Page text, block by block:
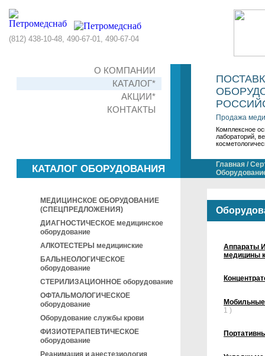
(812) 438-10-48, 490-67-01, 490-67-04
О КОМПАНИИ
КАТАЛОГ*
АКЦИИ*
КОНТАКТЫ
Продажа
Комплексное
лабораторий,
КАТАЛОГ ОБОРУДОВАНИЯ
МЕДИЦИНСКОЕ ОБОРУДОВАНИЕ
(СПЕЦПРЕДЛОЖЕНИЯ)
ДИАГНОСТИЧЕСКОЕ медицинское
оборудование
АЛКОТЕСТЕРЫ медицинские
БАЛЬНЕОЛОГИЧЕСКОЕ
оборудование
СТЕРИЛИЗАЦИОННОЕ оборудование
ОФТАЛЬМОЛОГИЧЕСКОЕ
оборудование
Оборудование службы крови
ФИЗИОТЕРАПЕВТИЧЕСКОЕ
оборудование
Реанимация и анестезиология
Главная /
Аппараты
медицины
1 )